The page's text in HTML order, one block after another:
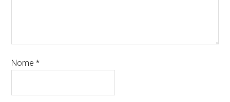
Nome*